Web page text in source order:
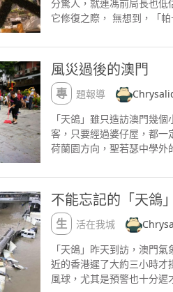
慣。 但喝得愈多水就代表
火，但十六浦某酒店卻燈
哋與別不同，你地香港仲
疑。 澳門市面仍然滿佈垃
民言論惹眾怒 然而，他亦
感，「而家facebook部份香
『（澳政府）派九千做帛金
份人，自言澳門現時需要正
日前以澳門災情開玩笑的
係咪抽水？嚟澳門一定俾人
公，賭場密佈路氹新城一帶
錢』？」 此時，的士剛好
煙，左邊民居一片漆黑，右
澳門係咪要賺咁多呢啲錢？
場去關閘，在車上問澳門有
稱自己曾稱也輸了很多錢
才帶他到關閘。「澳門一向
大家放低金錢念頭。大家初
網路，所有版權歸原作者
分驚人，就連馮前局長也
它修復之際， 無想到，「
樹葉擺放在一起，等待送去
客只要一經過婆仔屋，見到
一起拍照作為留在澳門的紀
惜。 葡國雞公仔倒下已成事
來更多新氣象。
風災過後的澳門
專題報導
「天鴿」雖只造訪澳門幾
客，只要經過婆仔屋，都一
荷蘭園方向，聖若瑟中學外
葡京旁邊的一排三輪車，平
混亂。 華士古達嘉馬公園
似乎完整無缺。 但公園下
的行車天橋有數棵大樹樹枝
外。 燈柱上的大燈全散落
玻璃碎上，尤其是小孩和
在是太強勁了。 有熱心街
多居民加入協助幫忙清潔。
不能忘記的「天鴿」
生活在我城
「天鴿」昨天到訪，澳門
近的香港遲了大約三小時才
風球，尤其是預警也十分遲